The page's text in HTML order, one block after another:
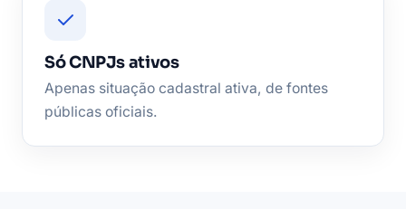
Só CNPJs ativos
Apenas situação cadastral ativa, de fontes
públicas oficiais.